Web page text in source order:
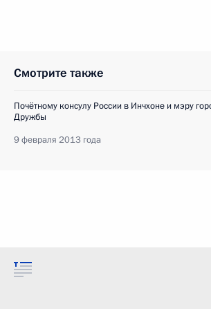
Смотрите также
Почётному консулу России в Инчхоне и мэру
Дружбы
9 февраля 2013 года